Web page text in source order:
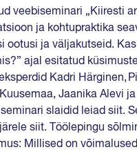
veebiseminari „Kiiresti
ja kohtupraktika
ootusi ja väljakutseid.
ajal esitatud
Kadri Härginen,
Jaanika Alevi
slaidid leiad siit.
siit. Töölepingu
Millised on